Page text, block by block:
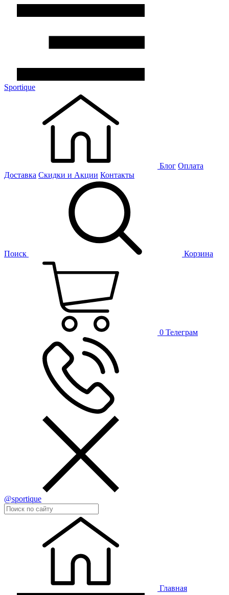
Sportique
Блог Оплата
Доставка Скидки и Акции Контакты
Поиск Корзина
0 Телеграм
@sportique
Главная